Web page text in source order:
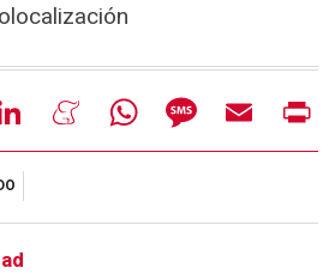
LinkedIn MeneameWhatsAppMessageEmail